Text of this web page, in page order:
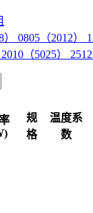
） 0805（2012）
（5025） 2512
规
格
温度系
数